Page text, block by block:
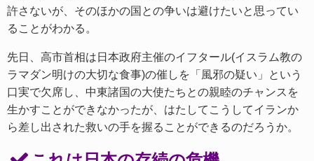
許さないが、そのほかの国との争いは避けたいと思ってい
ることがわかる。
先日、高市首相は日本政府主催のイフタール(イスラム教の
ラマダン明けの大切な食事)の催しを「風邪の疑い」という
口実で欠席し、中東諸国の大使たちとの親睦のチャンスを
生かすことができなかったが、はたしてこうしてイランか
ら差し出された救いの手を握ることができるのだろうか。